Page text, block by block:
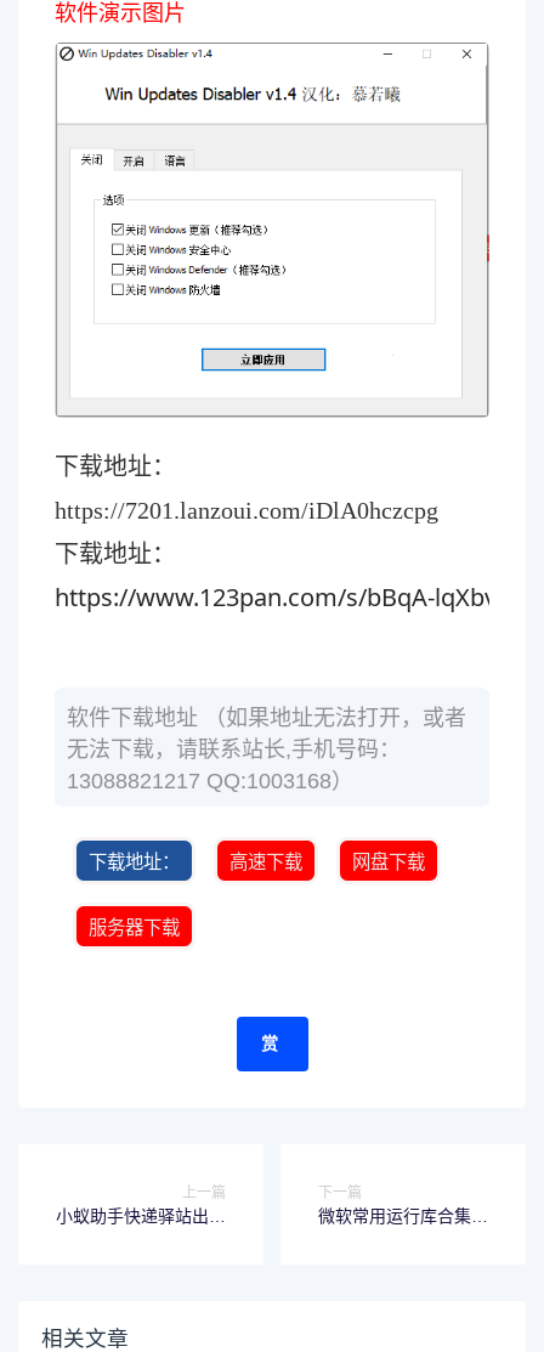
软件演示图片
下载地址：
https://7201.lanzoui.com/iDlA0hczcpg
下载地址：
https://www.123pan.com/s/bBqA-
软件下载地址 （如果地址无法打开，或者
无法下载，请联系站长,手机号码：
13088821217 QQ:1003168）
下载地址： 高速下载 网盘下载
服务器下载
赏
上一篇
小蚁助手快递驿站出库
下一篇
微软常用运行库合集
相关文章